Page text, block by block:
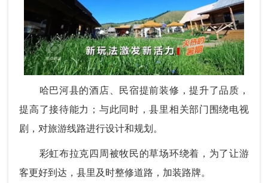
哈巴河县的酒店、民宿提前装修，提升了品质，
提高了接待能力；与此同时，县里相关部门围绕电视
剧，对旅游线路进行设计和规划。
彩虹布拉克四周被牧民的草场环绕着，为了让游
客更好到达，县里及时整修道路，加装路牌。